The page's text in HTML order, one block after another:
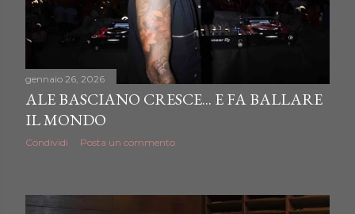
gennaio 26, 2026
ALE BASCIANO CRESCE... E FA BALLARE
IL MONDO
Condividi Posta un commento